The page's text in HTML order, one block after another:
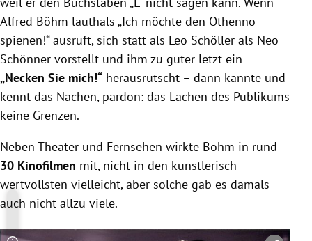
Alfred Böhm lauthals „Ich möchte den Othenno
spienen!“ ausruft, sich statt als Leo Schöller als Neo
Schönner vorstellt und ihm zu guter letzt ein
„Necken Sie mich!“ herausrutscht – dann kannte und
kennt das Nachen, pardon: das Lachen des Publikums
keine Grenzen.
Neben Theater und Fernsehen wirkte Böhm in rund
30 Kinofilmen mit, nicht in den künstlerisch
wertvollsten vielleicht, aber solche gab es damals
auch nicht allzu viele.